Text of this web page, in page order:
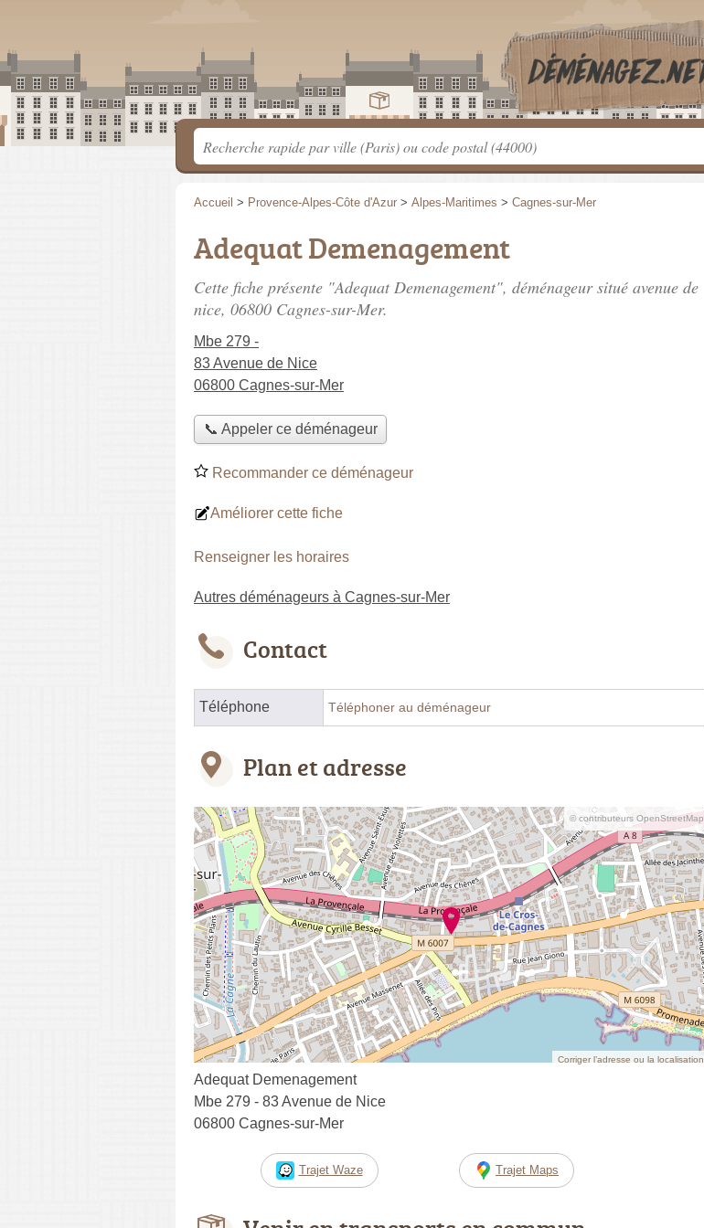
Accueil > Provence-Alpes-Côte d'Azur > Alpes-Maritimes > Cagnes-sur-Mer
Adequat Demenagement
Cette fiche présente "Adequat Demenagement", déménageur situé avenue de
nice, 06800 Cagnes-sur-Mer.
Mbe 279 -
83 Avenue de Nice
06800 Cagnes-sur-Mer
📞 Appeler ce déménageur
Recommander ce déménageur
Améliorer cette fiche
Renseigner les horaires
Autres déménageurs à Cagnes-sur-Mer
Contact
Téléphone Téléphoner au déménageur
Plan et adresse
© contributeurs OpenStreetMap
Corriger l’adresse ou la localisation
Adequat Demenagement
Mbe 279 - 83 Avenue de Nice
06800 Cagnes-sur-Mer
Trajet Waze Trajet Maps